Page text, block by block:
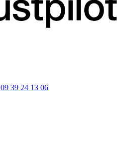
09 39 24 13 06